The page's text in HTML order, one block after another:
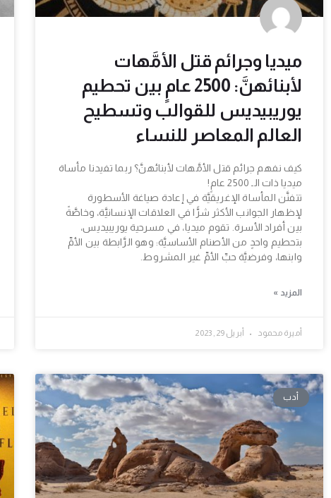
ميديا وجرائم قتل الأمَّهات
لأبنائهنَّ: 2500 عامٍ بين تحطيم
يوريبيديس للقوالب وتسطيح
العالم المعاصر للنساء
كيف نفهم جرائم قتل الأمَّهات لأبنائهنَّ؟ ربما تفيدنا مأساة
ميديا ذات الـ 2500 عامٍ!
تتفنَّن المأساة الإغريقيَّة في إعادة صياغة الأسطورة
لإظهار الجوانب الأكثر شرًّا في العلاقات الإنسانيَّة، وخاصَّةً
بين أفراد الأسرة. تقوم ميديا، في مسرحية يوريبيديس،
بتحطيم واحدٍ من الأصنام الأساسيَّة: وهو الرَّابطة بين الأمِّ
وابنها، وفرضيَّة حبِّ الأمِّ غير المشروط.
المزيد »
أميرة محمود أبريل 29, 2023
أدب